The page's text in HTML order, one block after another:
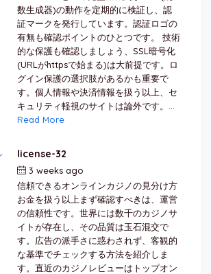
数生成器)の動作を定期的に検証し、認
証マークを発行しています。認証ロゴの
有無も確認ポイントのひとつです。 技術
的な保護も確認しましょう、SSL暗号化
(URLがhttpsで始まる)は大前提です。ロ
グイン保護の選択肢があるかも重要で
す。個人情報や決済情報を扱う以上、セ
キュリティ軽視のサイトは論外です。...
Read More
license-32
3 weeks ago
信頼できるオンラインカジノの見分け方
お金を扱う以上まず確認すべきは、運営
の信頼性です。世界には数千のカジノサ
イトが存在し、その品質は玉石混交で
す。広告の派手さに惑わされず、客観的
な基準でチェックする方法を紹介しま
す。直近のカジノレビューはトップオン